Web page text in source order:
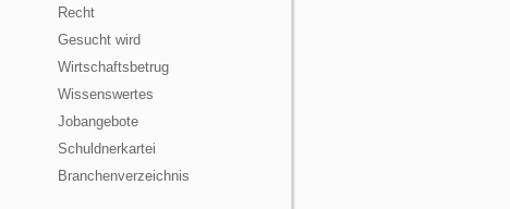
Recht
Gesucht wird
Wirtschaftsbetrug
Wissenswertes
Jobangebote
Schuldnerkartei
Branchenverzeichnis